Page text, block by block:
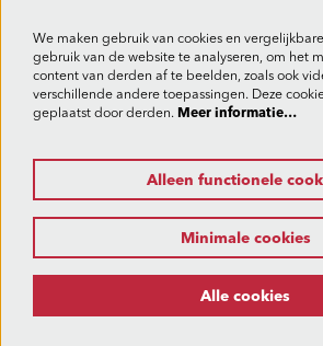
Aanmelden
Deze site wordt beschermd door reCAPTCHA, dataverwerking gebeurt in
We maken gebruik van cookies en
gebruik van de website te analyseren, om het
content van derden af te beelden, zoals ook
verschillende andere toepassingen. Deze
geplaatst door derden. Meer informatie…
Alleen functionele
Minimale cookies
Alle cookies